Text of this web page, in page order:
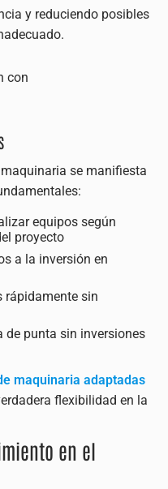
y reduciendo posibles
se manifiesta
equipos según
proyecto
a la inversión en
rápidamente sin
de punta sin inversiones
maquinaria adaptadas
flexibilidad en la
en el